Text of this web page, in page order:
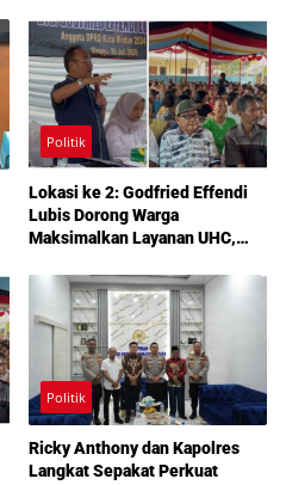
Politik
Lokasi ke 2: Godfried Effendi
Lubis Dorong Warga
Maksimalkan Layanan UHC,
Pendidikan Mengemuka dalam
Reses Medan Amplas
Politik
Ricky Anthony dan Kapolres
Langkat Sepakat Perkuat